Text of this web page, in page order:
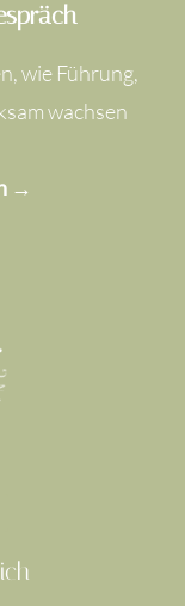
wie Führung,
wachsen
→